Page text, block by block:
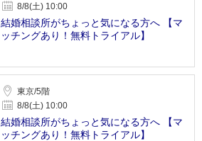
8/8(土) 10:00
結婚相談所がちょっと気になる方へ 【マ
ッチングあり！無料トライアル】
東京/5階
8/8(土) 10:00
結婚相談所がちょっと気になる方へ 【マ
ッチングあり！無料トライアル】